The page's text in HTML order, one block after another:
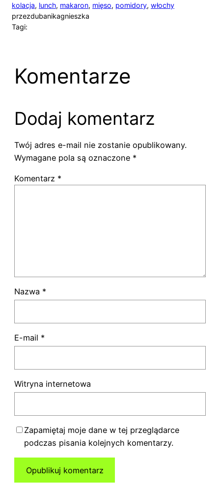
kolacja, lunch, makaron, mięso, pomidory, włochy
przezdubanikagnieszka
Tagi:
Komentarze
Dodaj komentarz
Twój adres e-mail nie zostanie opublikowany.
Wymagane pola są oznaczone *
Komentarz *
Nazwa *
E-mail *
Witryna internetowa
Zapamiętaj moje dane w tej przeglądarce
podczas pisania kolejnych komentarzy.